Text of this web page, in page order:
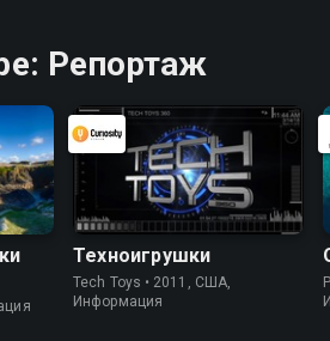
Репортаж
Техноигрушки
Tech Toys • 2011, США,
Информация